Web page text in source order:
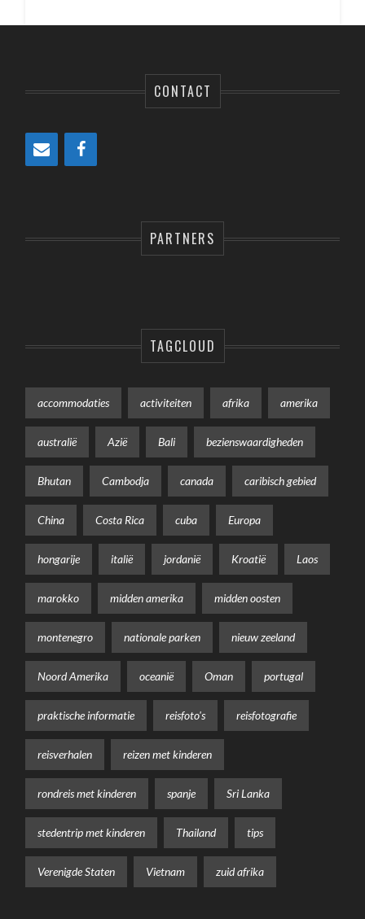
CONTACT
PARTNERS
TAGCLOUD
accommodaties activiteiten afrika amerika
australië Azië Bali bezienswaardigheden
Bhutan Cambodja canada caribisch gebied
China Costa Rica cuba Europa
hongarije italië jordanië Kroatië Laos
marokko midden amerika midden oosten
montenegro nationale parken nieuw zeeland
Noord Amerika oceanië Oman portugal
praktische informatie reisfoto's reisfotografie
reisverhalen reizen met kinderen
rondreis met kinderen spanje Sri Lanka
stedentrip met kinderen Thailand tips
Verenigde Staten Vietnam zuid afrika